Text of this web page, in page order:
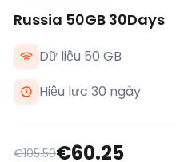
Russia 50GB 30Days
Dữ liệu 50 GB
Hiệu lực 30 ngày
€105.50€60.25